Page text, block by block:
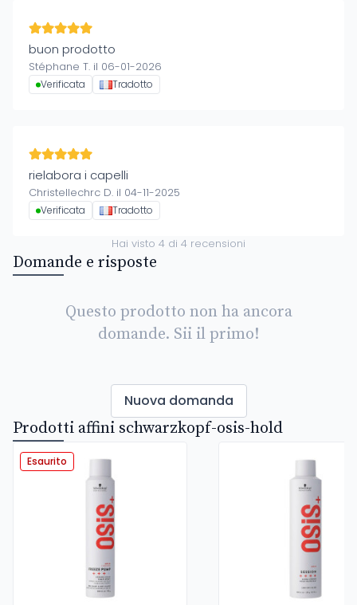
buon prodotto
Stéphane T. il 06-01-2026
Verificata Tradotto
rielabora i capelli
Christellechrc D. il 04-11-2025
Verificata Tradotto
Hai visto 4 di 4 recensioni
Domande e risposte
Questo prodotto non ha ancora
domande. Sii il primo!
Nuova domanda
Prodotti affini schwarzkopf-osis-hold
Esaurito